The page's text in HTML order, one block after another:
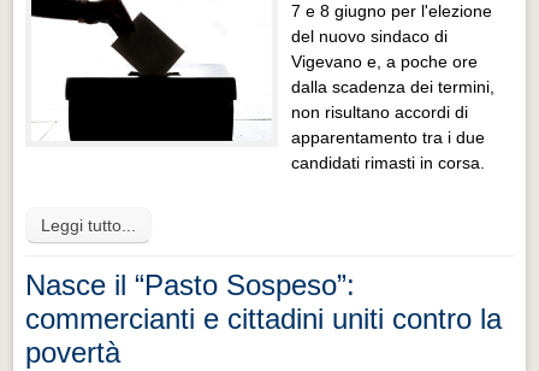
7 e 8 giugno per l'elezione
del nuovo sindaco di
Vigevano e, a poche ore
dalla scadenza dei termini,
non risultano accordi di
apparentamento tra i due
candidati rimasti in corsa.
Leggi tutto...
Nasce il “Pasto Sospeso”:
commercianti e cittadini uniti contro la
povertà